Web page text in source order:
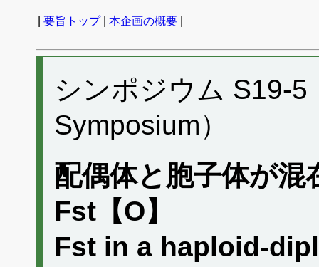
要旨トップ| 本企画の概要
シンポジウム S19-
Symposium）
配偶体と胞子体が混
Fst【O】
Fst in a haploid-